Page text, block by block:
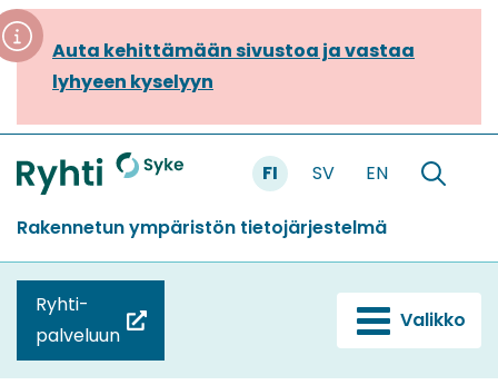
Siirry
sisältöönAuta kehittämään sivustoa ja vastaa
lyhyeen kyselyyn
Etusivu
FI SV EN
Hae
Rakennetun ympäristön tietojärjestelmä
Ryhti-
palveluun
(siirryt
toiseen
Valikko